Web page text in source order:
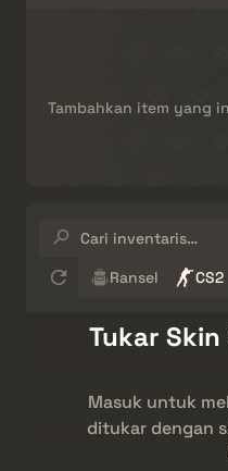
Tambahkan item yang
Ransel CS2
Cari
inventaris…
Tukar Skin
Masuk untuk
ditukar dengan